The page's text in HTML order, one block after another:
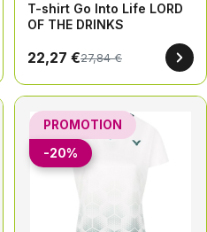
T-shirt Go Into Life LORD
OF THE DRINKS
22,27 €27,84 €
PROMOTION
-20%